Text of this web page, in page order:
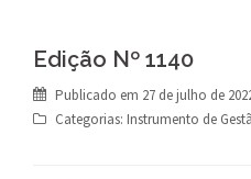
Edição Nº 1140
Publicado em 27 de julho de
Categorias: Instrumento de